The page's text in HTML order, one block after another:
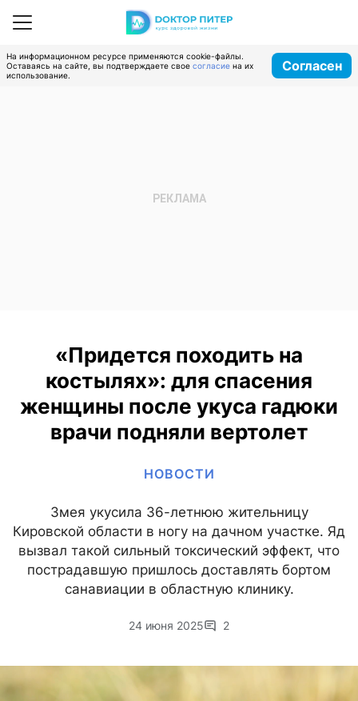
На информационном ресурсе применяются cookie-файлы.
Оставаясь на сайте, вы подтверждаете свое согласие на их
использование.
Согласен
«Придется походить на
костылях»: для спасения
женщины после укуса гадюки
врачи подняли вертолет
НОВОСТИ
Змея укусила 36-летнюю жительницу
Кировской области в ногу на дачном участке. Яд
вызвал такой сильный токсический эффект, что
пострадавшую пришлось доставлять бортом
санавиации в областную клинику.
24 июня 2025 2